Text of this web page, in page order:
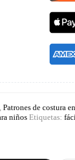
Patrones de costura
niñosEtiquetas: